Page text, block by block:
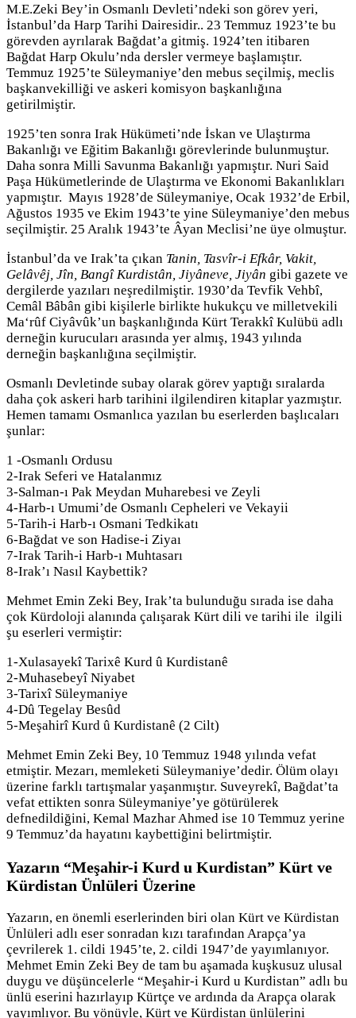
M.E.Zeki Bey’in Osmanlı Devleti’ndeki son görev yeri,
İstanbul’da Harp Tarihi Dairesidir.. 23 Temmuz 1923’te bu
görevden ayrılarak Bağdat’a gitmiş. 1924’ten itibaren
Bağdat Harp Okulu’nda dersler vermeye başlamıştır.
Temmuz 1925’te Süleymaniye’den mebus seçilmiş, meclis
başkanvekilliği ve askeri komisyon başkanlığına
getirilmiştir.
1925’ten sonra Irak Hükümeti’nde İskan ve Ulaştırma
Bakanlığı ve Eğitim Bakanlığı görevlerinde bulunmuştur.
Daha sonra Milli Savunma Bakanlığı yapmıştır. Nuri Said
Paşa Hükümetlerinde de Ulaştırma ve Ekonomi Bakanlıkları
yapmıştır. Mayıs 1928’de Süleymaniye, Ocak 1932’de Erbil,
Ağustos 1935 ve Ekim 1943’te yine Süleymaniye’den mebus
seçilmiştir. 25 Aralık 1943’te Âyan Meclisi’ne üye olmuştur.
İstanbul’da ve Irak’ta çıkan Tanin, Tasvîr-i Efkâr, Vakit,
Gelâvêj, Jîn, Bangî Kurdistân, Jiyâneve, Jiyân gibi gazete ve
dergilerde yazıları neşredilmiştir. 1930’da Tevfik Vehbî,
Cemâl Bâbân gibi kişilerle birlikte hukukçu ve milletvekili
Ma‘rûf Ciyâvûk’un başkanlığında Kürt Terakkî Kulübü adlı
derneğin kurucuları arasında yer almış, 1943 yılında
derneğin başkanlığına seçilmiştir.
Osmanlı Devletinde subay olarak görev yaptığı sıralarda
daha çok askeri harb tarihini ilgilendiren kitaplar yazmıştır.
Hemen tamamı Osmanlıca yazılan bu eserlerden başlıcaları
şunlar:
1 -Osmanlı Ordusu
2-Irak Seferi ve Hatalanmız
3-Salman-ı Pak Meydan Muharebesi ve Zeyli
4-Harb-ı Umumi’de Osmanlı Cepheleri ve Vekayii
5-Tarih-i Harb-ı Osmani Tedkikatı
6-Bağdat ve son Hadise-i Ziyaı
7-Irak Tarih-i Harb-ı Muhtasarı
8-Irak’ı Nasıl Kaybettik?
Mehmet Emin Zeki Bey, Irak’ta bulunduğu sırada ise daha
çok Kürdoloji alanında çalışarak Kürt dili ve tarihi ile ilgili
şu eserleri vermiştir:
1-Xulasayekî Tarixê Kurd û Kurdistanê
2-Muhasebeyî Niyabet
3-Tarixî Süleymaniye
4-Dû Tegelay Besûd
5-Meşahirî Kurd û Kurdistanê (2 Cilt)
Mehmet Emin Zeki Bey, 10 Temmuz 1948 yılında vefat
etmiştir. Mezarı, memleketi Süleymaniye’dedir. Ölüm olayı
üzerine farklı tartışmalar yaşanmıştır. Suveyrekî, Bağdat’ta
vefat ettikten sonra Süleymaniye’ye götürülerek
defnedildiğini, Kemal Mazhar Ahmed ise 10 Temmuz yerine
9 Temmuz’da hayatını kaybettiğini belirtmiştir.
Yazarın “Meşahir-i Kurd u Kurdistan” Kürt ve
Kürdistan Ünlüleri Üzerine
Yazarın, en önemli eserlerinden biri olan Kürt ve Kürdistan
Ünlüleri adlı eser sonradan kızı tarafından Arapça’ya
çevrilerek 1. cildi 1945’te, 2. cildi 1947’de yayımlanıyor.
Mehmet Emin Zeki Bey de tam bu aşamada kuşkusuz ulusal
duygu ve düşüncelerle “Meşahir-i Kurd u Kurdistan” adlı bu
ünlü eserini hazırlayıp Kürtçe ve ardında da Arapça olarak
yayımlıyor. Bu yönüyle, Kürt ve Kürdistan ünlülerini